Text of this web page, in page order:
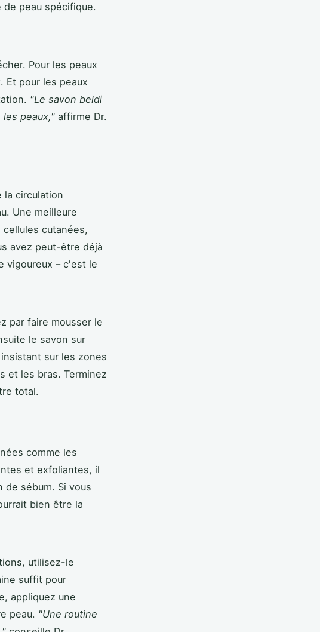
peau spécifique.
Pour les peaux
Et pour les peaux
"Le savon beldi
peaux," affirme Dr.
la circulation
Une meilleure
cutanées,
avez peut-être déjà
vigoureux – c'est le
par faire mousser le
le savon sur
sur les zones
et les bras. Terminez
total.
comme les
et exfoliantes, il
sébum. Si vous
bien être la
utilisez-le
suffit pour
appliquez une
peau. "Une routine